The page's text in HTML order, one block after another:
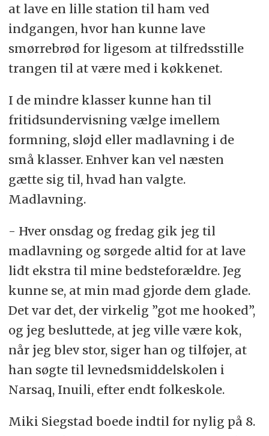
at lave en lille station til ham ved
indgangen, hvor han kunne lave
smørrebrød for ligesom at tilfredsstille
trangen til at være med i køkkenet.
I de mindre klasser kunne han til
fritidsundervisning vælge imellem
formning, sløjd eller madlavning i de
små klasser. Enhver kan vel næsten
gætte sig til, hvad han valgte.
Madlavning.
- Hver onsdag og fredag gik jeg til
madlavning og sørgede altid for at lave
lidt ekstra til mine bedsteforældre. Jeg
kunne se, at min mad gjorde dem glade.
Det var det, der virkelig ”got me hooked”,
og jeg besluttede, at jeg ville være kok,
når jeg blev stor, siger han og tilføjer, at
han søgte til levnedsmiddelskolen i
Narsaq, Inuili, efter endt folkeskole.
Miki Siegstad boede indtil for nylig på 8.